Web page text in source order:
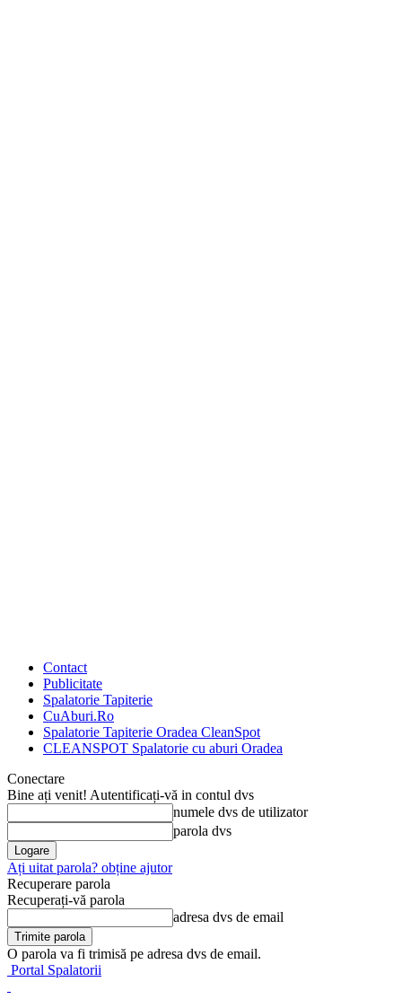
Contact
Publicitate
Spalatorie Tapiterie
CuAburi.Ro
Spalatorie Tapiterie Oradea CleanSpot
CLEANSPOT Spalatorie cu aburi Oradea
Conectare
Bine ați venit! Autentificați-vă in contul dvs
numele dvs de utilizator
parola dvs
Ați uitat parola? obține ajutor
Recuperare parola
Recuperați-vă parola
adresa dvs de email
O parola va fi trimisă pe adresa dvs de email.
Portal Spalatorii